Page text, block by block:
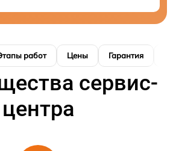
работ Цены Гарантия
сервис-
центра